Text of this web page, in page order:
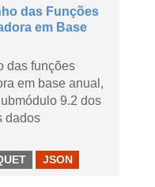
das Funções
em Base
das funções
em base anual,
9.2 dos
dados
JSON